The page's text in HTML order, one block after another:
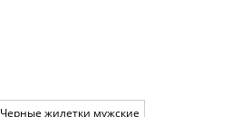
Черные жилетки мужские